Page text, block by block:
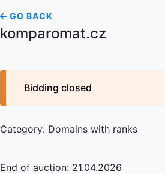
GO BACK
komparomat.cz
Bidding closed
Category: Domains with ranks
End of auction: 21.04.2026